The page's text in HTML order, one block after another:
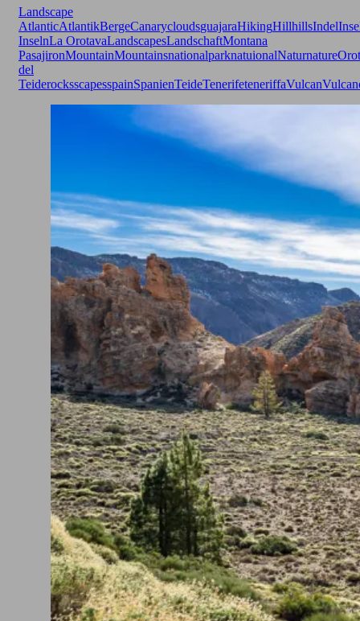
Landscape
AtlanticAtlantikBergeCanarycloudsguajaraHikingHillhillsIndel
InselnLa OrotavaLandscapesLandschaftMontana
PasajironMountainMountainsnationalparknatuionalNaturnature
del
TeiderocksscapesspainSpanienTeideTenerifeteneriffaVulcan